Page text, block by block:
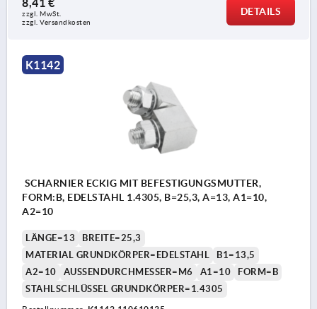
8,41 €
zzgl. MwSt.
zzgl. Versandkosten
DETAILS
K1142
SCHARNIER ECKIG MIT BEFESTIGUNGSMUTTER,
FORM:B, EDELSTAHL 1.4305, B=25,3, A=13, A1=10,
A2=10
LÄNGE=13
BREITE=25,3
MATERIAL GRUNDKÖRPER=EDELSTAHL
B1=13,5
A2=10
AUSSENDURCHMESSER=M6 A1=10
FORM=B
STAHLSCHLÜSSEL GRUNDKÖRPER=1.4305